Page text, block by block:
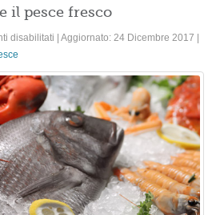
il pesce fresco
disabilitati su
riconoscere
pesce
fresco
| Aggiornato: 24 Dicembre 2017 |